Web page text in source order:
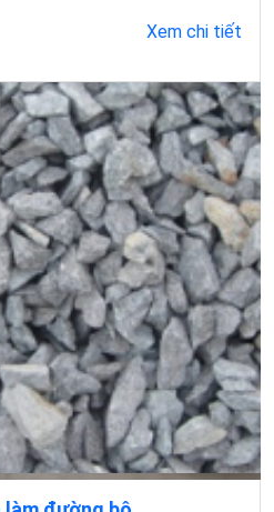
Xem chi tiết